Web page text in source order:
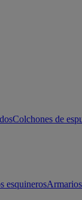
Colchones de
esquineros